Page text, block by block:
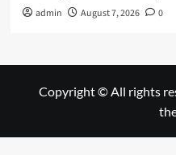
admin August 7, 2026 0
Copyright © All rights